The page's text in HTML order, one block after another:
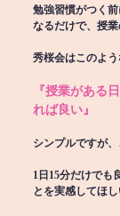
勉強習慣がつく
なるだけで、授業
秀桜会はこのよ
『授業がある
れば良い』
シンプルですが
1日15分だけでも
とを実感してほし